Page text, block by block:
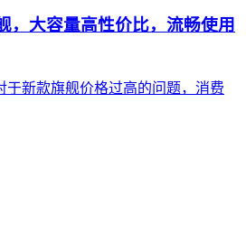
，大容量高性价比，流畅使用
于新款旗舰价格过高的问题，消费